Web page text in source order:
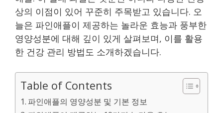
상의 이점이 있어 꾸준히 주목받고 있습니다. 오
늘은 파인애플이 제공하는 놀라운 효능과 풍부한
영양성분에 대해 깊이 있게 살펴보며, 이를 활용
한 건강 관리 방법도 소개하겠습니다.
Table of Contents
파인애플의 영양성분 및 기본 정보